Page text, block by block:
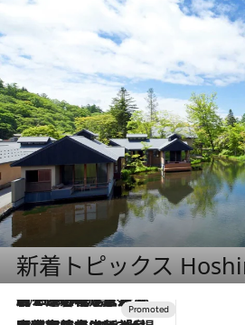
新着トピックス
2026.8.7
【トンボの足水浴】ヒノキの香りに包まれて涼感マックス！約13℃の湧水かけ流しを避暑地「星野温泉 トンボの湯」で体験